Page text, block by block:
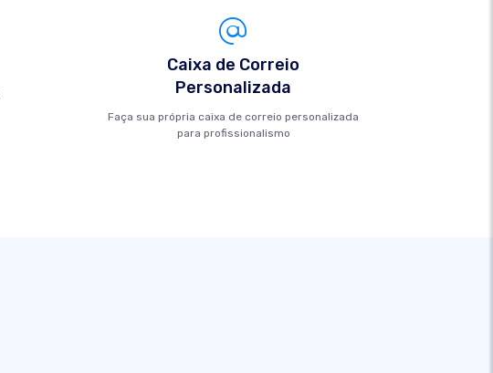
Caixa de Correio
Personalizada
Faça sua própria caixa de correio personalizada
para profissionalismo